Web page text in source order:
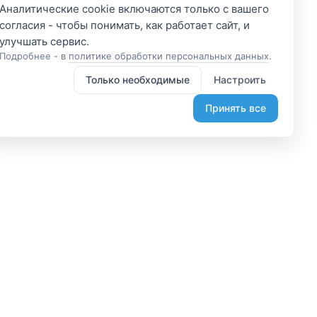
Аналитические cookie включаются только с вашего
согласия - чтобы понимать, как работает сайт, и
Подробнее - в политике обработки персональных данных.
Только необходимые Настроить
Принять все